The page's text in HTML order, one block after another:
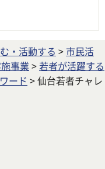
・活動する >市民活
事業 >若者が活躍する
ード > 仙台若者チャレ